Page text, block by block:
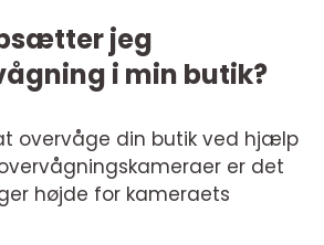
jeg
i min butik?
overvåge din butik ved hjælp
er det
højde for kameraets